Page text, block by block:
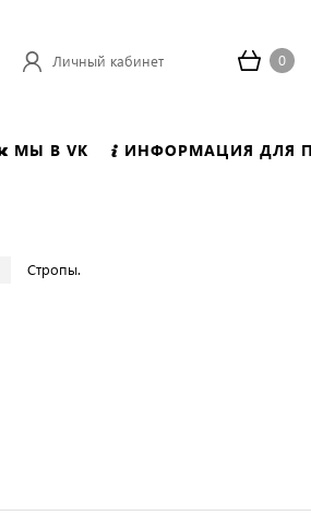
Личный кабинет 0
МЫ В VK ИНФОРМАЦИЯ ДЛЯ
Стропы.